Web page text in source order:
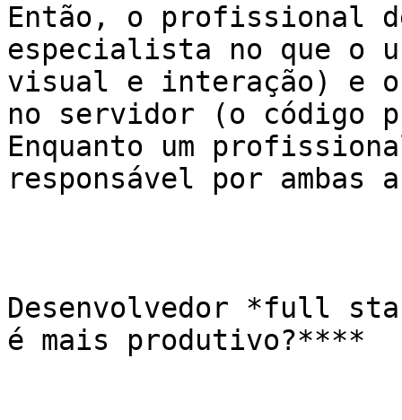
Então, o profissional
especialista no que o
visual e interação) e o
no servidor (o código
Enquanto um
responsável por ambas
Desenvolvedor *full
é mais produtivo?****